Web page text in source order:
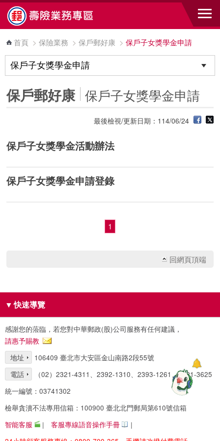
跳到主要內容區塊
首頁 >保險業務 >保戶郵好康 >保戶子女獎學金申請
保戶郵好康 保戶子女獎學金申請
最後檢視/更新日期：114/06/24
保戶子女獎學金活動辦法
保戶子女獎學金申請登錄
1
回網頁頂端
▼ 快速導覽
感謝您的蒞臨，若您對中華郵政(股)公司服務有任何建議，
請惠予賜教
地址
106409 臺北市大安區金山南路2段55號
電話
（02）2321-4311、2392-1310、2393-1261、2321-3625
統一編號：03741302
檢舉貪瀆不法專用信箱：100900 臺北北門郵局第610號信箱
智能客服
| 客服專線語音操作手冊
|